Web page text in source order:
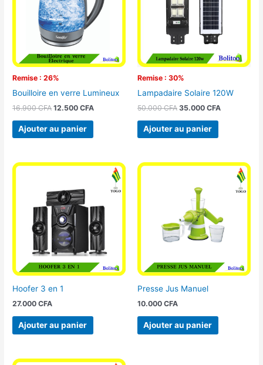
Remise : 26%
Bouilloire en verre Lumineux
16.900CFA 12.500CFA
Ajouter au panier
Remise : 30%
Lampadaire Solaire 120W
50.000CFA 35.000 CFA
Ajouter au panier
Hoofer 3 en 1
27.000CFA
Ajouter au panier
Presse Jus Manuel
10.000 CFA
Ajouter au panier